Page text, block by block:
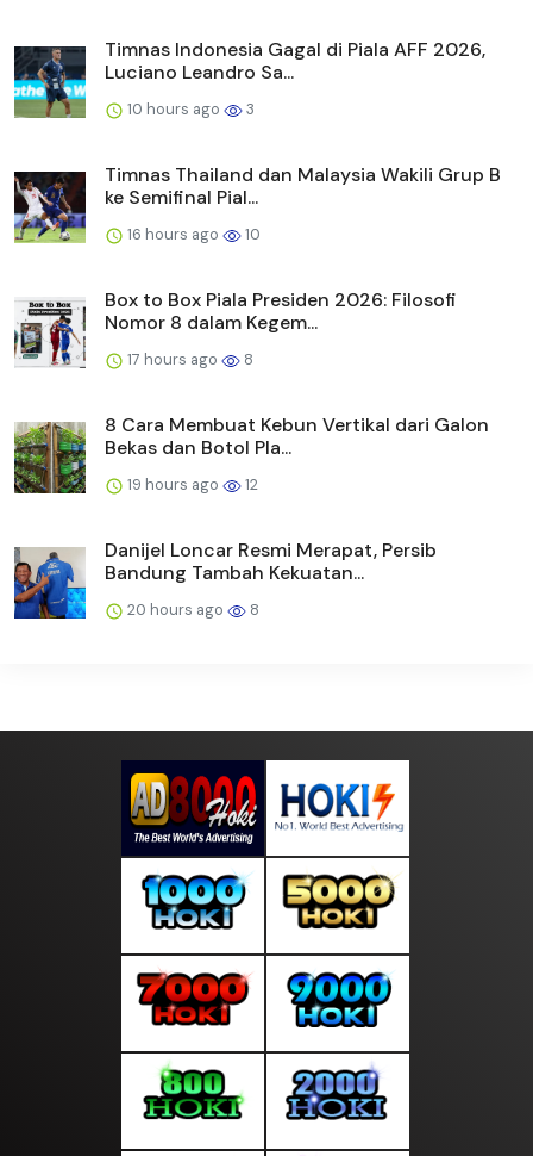
Timnas Indonesia Gagal di Piala AFF 2026,
Luciano Leandro Sa...
10 hours ago 3
Timnas Thailand dan Malaysia Wakili Grup B
ke Semifinal Pial...
16 hours ago 10
Box to Box Piala Presiden 2026: Filosofi
Nomor 8 dalam Kegem...
17 hours ago 8
8 Cara Membuat Kebun Vertikal dari Galon
Bekas dan Botol Pla...
19 hours ago 12
Danijel Loncar Resmi Merapat, Persib
Bandung Tambah Kekuatan...
20 hours ago 8